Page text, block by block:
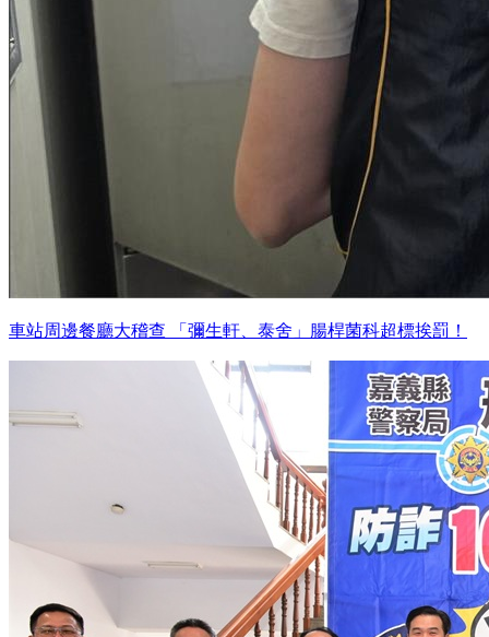
車站周邊餐廳大稽查 「彌生軒、泰舍」腸桿菌科超標挨罰！